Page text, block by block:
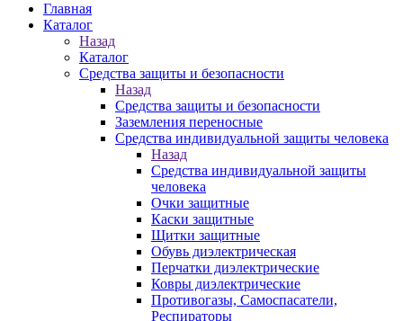
Главная
Каталог
Назад
Каталог
Средства защиты и безопасности
Назад
Средства защиты и безопасности
Заземления переносные
Средства индивидуальной защиты человека
Назад
Средства индивидуальной защиты
человека
Очки защитные
Каски защитные
Щитки защитные
Обувь диэлектрическая
Перчатки диэлектрические
Ковры диэлектрические
Противогазы, Самоспасатели,
Респираторы